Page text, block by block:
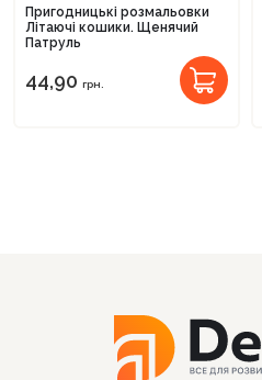
Пригодницькі розмальовки
Літаючі кошики. Щенячий
Патруль
44,90 грн.